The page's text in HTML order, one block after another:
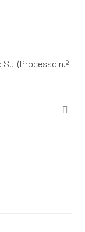
(Processo n.º